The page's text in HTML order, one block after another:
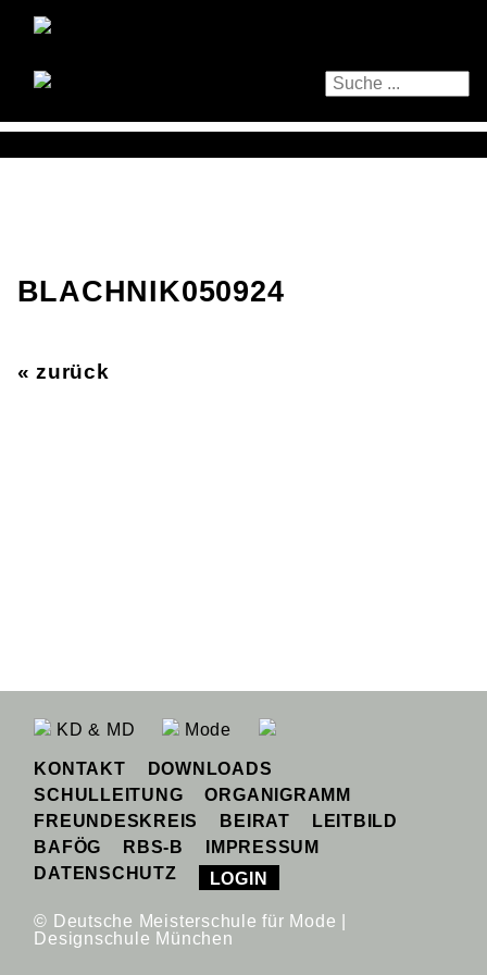
BLACHNIK050924
« zurück
KD & MD Mode
KONTAKT
DOWNLOADS
SCHULLEITUNG
ORGANIGRAMM
FREUNDESKREIS
BEIRAT
LEITBILD
BAFÖG
RBS-B
IMPRESSUM
DATENSCHUTZ
LOGIN
© Deutsche Meisterschule für Mode |
Designschule München